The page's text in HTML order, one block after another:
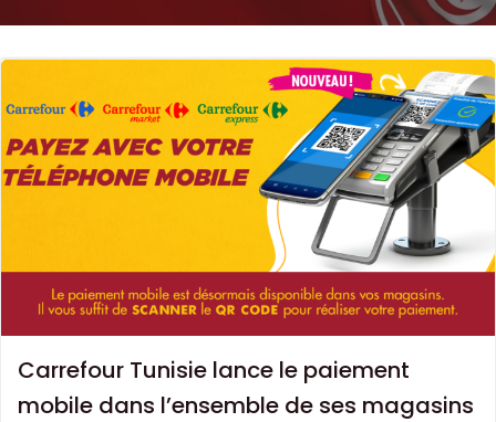
Carrefour Tunisie lance le paiement
mobile dans l’ensemble de ses magasins